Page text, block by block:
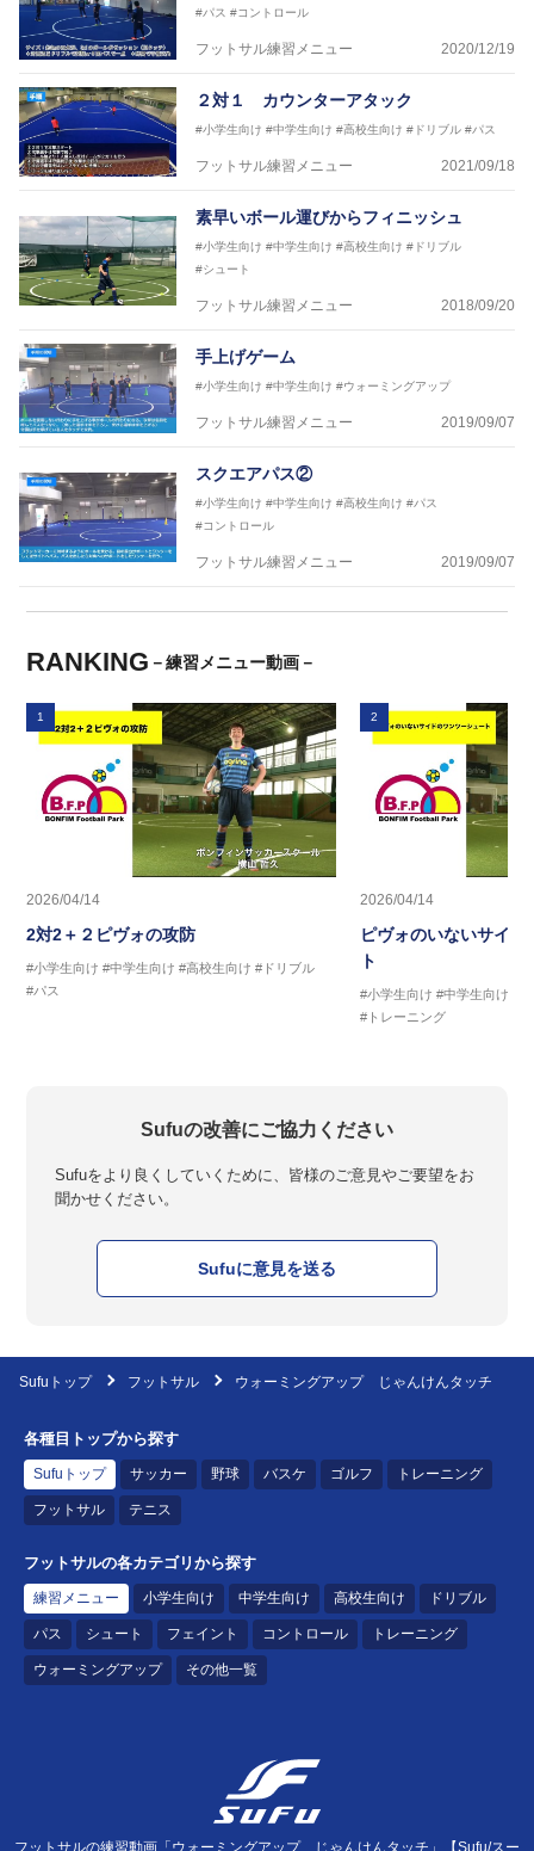
#パス #コントロール
フットサル練習メニュー 2020/12/19
２対１ カウンターアタック
#小学生向け #中学生向け #高校生向け #ドリブル #パス
フットサル練習メニュー 2021/09/18
素早いボール運びからフィニッシュ
#小学生向け #中学生向け #高校生向け #ドリブル
#シュート
フットサル練習メニュー 2018/09/20
手上げゲーム
#小学生向け #中学生向け #ウォーミングアップ
フットサル練習メニュー 2019/09/07
スクエアパス②
#小学生向け #中学生向け #高校生向け #パス
#コントロール
フットサル練習メニュー 2019/09/07
RANKING －練習メニュー動画－
1
2026/04/14
2対2＋２ピヴォの攻防
#小学生向け #中学生向け #高校生向け #ドリブル
#パス
2
2026/04/14
ピヴォのいないサイド
ト
#小学生向け #中学生向け
#トレーニング
Sufuの改善にご協力ください
Sufuをより良くしていくために、皆様のご意見やご要望をお
聞かせください。
Sufuに意見を送る
Sufuトップ フットサル ウォーミングアップ じゃんけんタッチ
各種目トップから探す
Sufuトップ サッカー 野球 バスケ ゴルフ トレーニング
フットサル テニス
フットサルの各カテゴリから探す
練習メニュー 小学生向け 中学生向け 高校生向け ドリブル
パス シュート フェイント コントロール トレーニング
ウォーミングアップ その他一覧
フットサルの練習動画「ウォーミングアップ じゃんけんタッチ」【Sufu/スー